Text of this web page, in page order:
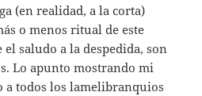
(en realidad, a la corta)
o menos ritual de este
saludo a la despedida, son
Lo apunto mostrando mi
a todos los lamelibranquios